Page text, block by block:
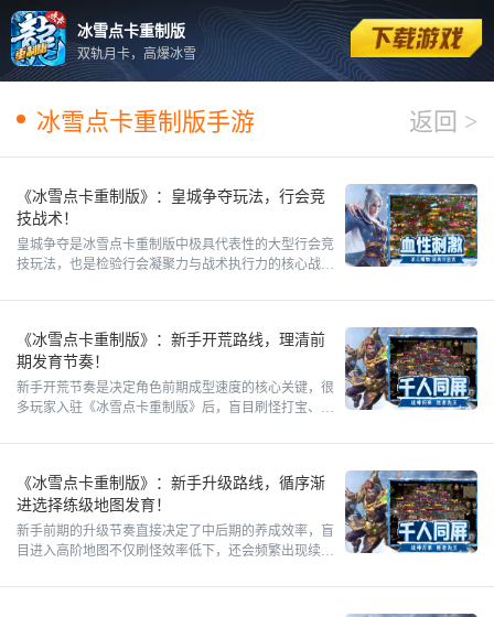
冰雪点卡重制版
双轨月卡，高爆冰雪
冰雪点卡重制版手游 返回 >
《冰雪点卡重制版》：皇城争夺玩法，行会竞
技战术！
皇城争夺是冰雪点卡重制版中极具代表性的大型行会竞
技玩法，也是检验行会凝聚力与战术执行力的核心战
比拼的不仅是全员战
《冰雪点卡重制版》：新手开荒路线，理清前
期发育节奏！
新手开荒节奏是决定角色前期成型速度的核心关键，很
多玩家入驻《冰雪点卡重制版》后，盲目刷怪打宝、随
成长窗口。《冰雪
《冰雪点卡重制版》：新手升级路线，循序渐
进选择练级地图发育！
新手前期的升级节奏直接决定了中后期的养成效率，盲
目进入高阶地图不仅刷怪效率低下，还会频繁出现续航
长有着清晰的阶段